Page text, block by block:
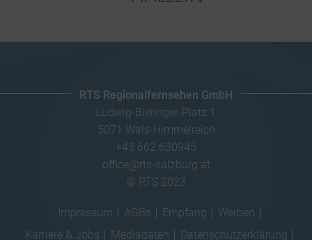
RTS Regionalfernsehen GmbH
Ludwig-Bieringer-Platz 1
5071 Wals-Himmelreich
+43 662 630945
office@rts-salzburg.at
© RTS 2023
Impressum AGBs Empfang
Werben
Karriere & Jobs
Mediadaten Datenschutzerklärung